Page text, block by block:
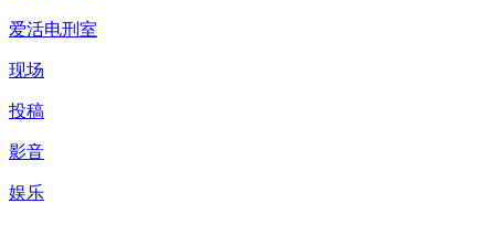
爱活电刑室
现场
投稿
影音
娱乐